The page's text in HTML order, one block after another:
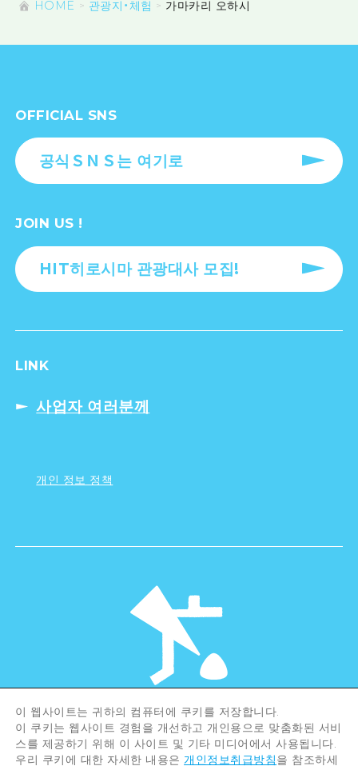
HOME 관광지・체험 가마카리 오하시
OFFICIAL SNS
공식ＳＮＳ는 여기로
JOIN US !
HIT히로시마 관광대사 모집!
LINK
사업자 여러분께
개인 정보 정책
©Hiroshima Tourism Association /
Hiroshima Prefecture / Hiroshima City .
All rights reserved
이 웹사이트는 귀하의 컴퓨터에 쿠키를 저장합니다.
이 쿠키는 웹사이트 경험을 개선하고 개인용으로 맞춤화된 서비
스를 제공하기 위해 이 사이트 및 기타 미디어에서 사용됩니다.
우리 쿠키에 대한 자세한 내용은개인정보취급방침을 참조하세